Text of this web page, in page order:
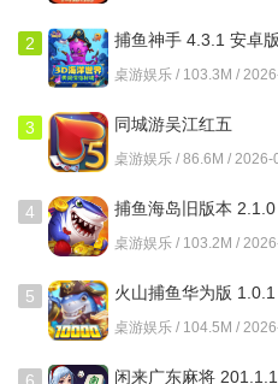
2 捕鱼神手 4.3.1 安卓版
桌游娱乐 / 103.3M /
3
同城游吴江红五
1.2.20250825 安卓版
桌游娱乐 / 86.6M / 2026-
4
捕鱼海岛旧版本
版
桌游娱乐 / 103.2M /
5
火山捕鱼华为版
版
桌游娱乐 / 104.5M /
闲来广东麻将